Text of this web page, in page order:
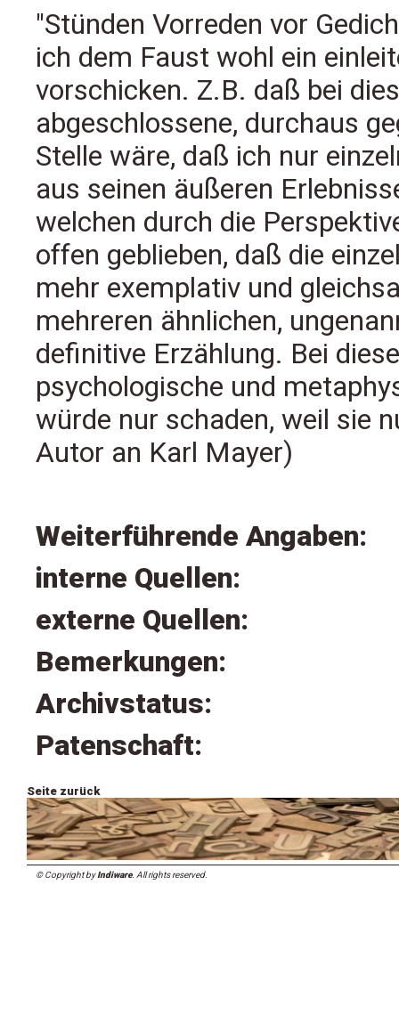
"Stünden Vorreden vor
ich dem Faust wohl ein
vorschicken. Z.B. daß bei
abgeschlossene, durchaus
Stelle wäre, daß ich nur
aus seinen äußeren
welchen durch die
offen geblieben, daß die
mehr exemplativ und
mehreren ähnlichen,
definitive Erzählung. Bei
psychologische und
würde nur schaden, weil sie
Autor an Karl Mayer)
Weiterführende Angaben:
interne Quellen:
externe Quellen:
Bemerkungen:
Archivstatus:
Patenschaft:
Seite zurück
© Copyright byIndiware. All rights reserved.